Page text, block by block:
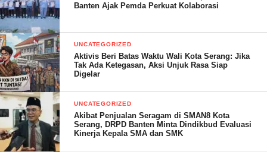
C. PK ekonomi kreatif
1. SMKN 4 kabupaten Tangerang
2. SMKN 3 tangsel
D. Pk kerjasama luar negeri
1. SMKN 1 Cilegon
E. Pk lainnya
1. SMKN 2 Pandeglang
“Menurut kami ini tidak selaras dengan Permendikbud
Banten Ajak Pemda Perkuat Kolaborasi
UNCATEGORIZED
Aktivis Beri Batas Waktu Wali Kota Serang: Jika
Tak Ada Ketegasan, Aksi Unjuk Rasa Siap
Digelar
UNCATEGORIZED
Akibat Penjualan Seragam di SMAN8 Kota
Serang, DRPD Banten Minta Dindikbud Evaluasi
Kinerja Kepala SMA dan SMK